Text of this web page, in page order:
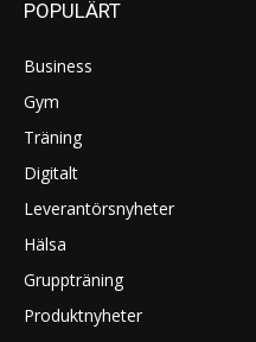
POPULÄRT
Business
Gym
Träning
Digitalt
Leverantörsnyheter
Hälsa
Gruppträning
Produktnyheter